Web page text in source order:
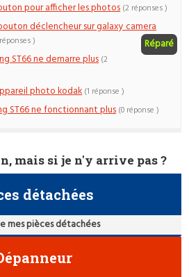
pour afficher les photos (2 réponses )
déclencheur sur galaxy camera
Réparé
)
ST66 ne demarre plus (2
photo kodak (1 réponse )
ST66 ne fonctionnant plus (0 réponse )
mais si je n'y arrive pas ?
détachées
mes pièces détachées